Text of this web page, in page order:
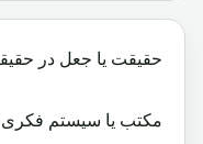
حقیقت یا جعل در
مکتب یا سیستم